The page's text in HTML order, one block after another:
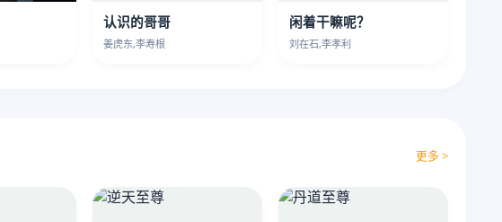
认识的哥哥
姜虎东,李寿根
闲着干嘛呢？
刘在石,李孝利
更多 >